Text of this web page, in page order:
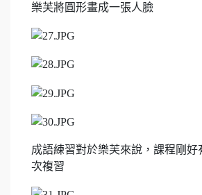
樂芙將圓形畫成一張人臉
成語練習對於樂芙來說，課程剛好
次複習